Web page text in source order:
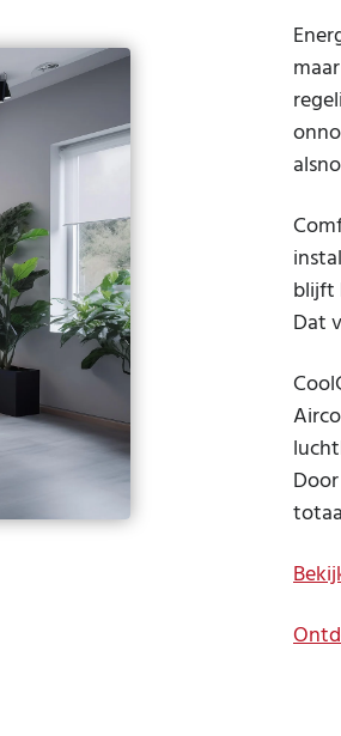
blijft
Dat